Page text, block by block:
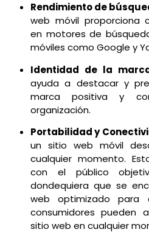
Rendimiento de
web móvil proporciona
en motores de
móviles como Google y
Identidad de la
ayuda a destacar y
marca positiva y
organización.
Portabilidad y
un sitio web móvil
cualquier momento.
con el público
dondequiera que se
web optimizado para
consumidores pueden
sitio web en cualquier